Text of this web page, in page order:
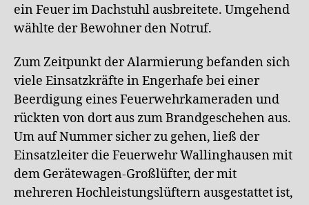
ein Feuer im Dachstuhl ausbreitete. Umgehend
wählte der Bewohner den Notruf.
Zum Zeitpunkt der Alarmierung befanden sich
viele Einsatzkräfte in Engerhafe bei einer
Beerdigung eines Feuerwehrkameraden und
rückten von dort aus zum Brandgeschehen aus.
Um auf Nummer sicher zu gehen, ließ der
Einsatzleiter die Feuerwehr Wallinghausen mit
dem Gerätewagen-Großlüfter, der mit
mehreren Hochleistungslüftern ausgestattet ist,